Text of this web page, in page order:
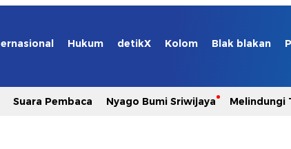
Hukum detikX Kolom Blak blakan
Suara Pembaca Nyago Bumi Sriwijaya Melindungi